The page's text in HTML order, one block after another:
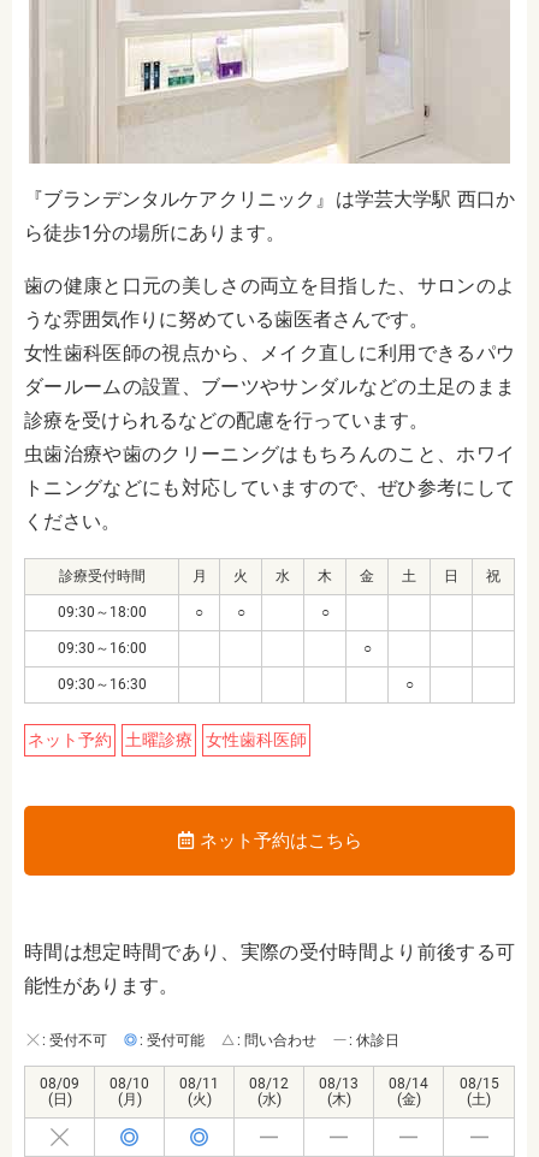
『ブランデンタルケアクリニック』は学芸大学駅 西口か
ら徒歩1分の場所にあります。
歯の健康と口元の美しさの両立を目指した、サロンのよ
うな雰囲気作りに努めている歯医者さんです。
女性歯科医師の視点から、メイク直しに利用できるパウ
ダールームの設置、ブーツやサンダルなどの土足のまま
診療を受けられるなどの配慮を行っています。
虫歯治療や歯のクリーニングはもちろんのこと、ホワイ
トニングなどにも対応していますので、ぜひ参考にして
ください。
診療受付時間 月 火 水 木 金 土 日 祝
09:30～18:00 ○ ○ ○
09:30～16:00 ○
09:30～16:30 ○
ネット予約 土曜診療 女性歯科医師
ネット予約はこちら
時間は想定時間であり、実際の受付時間より前後する可
能性があります。
: 受付不可 : 受付可能 : 問い合わせ : 休診日
08/09
(日)
08/10
(月)
08/11
(火)
08/12
(水)
08/13
(木)
08/14
(金)
08/15
(土)